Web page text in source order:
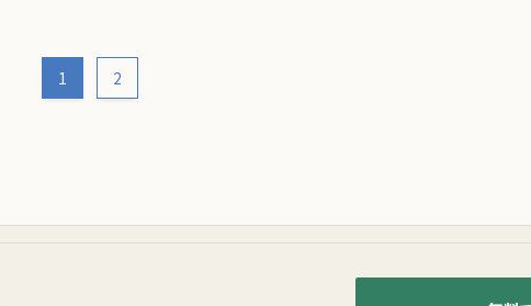
1 2